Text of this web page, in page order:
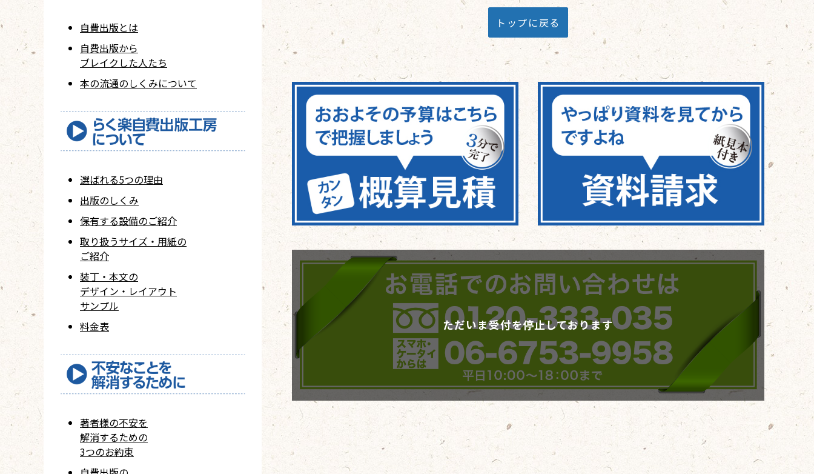
トップに戻る
ただいま受付を停止しております
自費出版とは
自費出版から
ブレイクした人たち
本の流通のしくみについて
選ばれる5つの理由
出版のしくみ
保有する設備のご紹介
取り扱うサイズ・用紙の
ご紹介
装丁・本文の
デザイン・レイアウト
サンプル
料金表
著者様の不安を
解消するための
3つのお約束